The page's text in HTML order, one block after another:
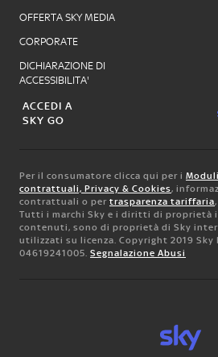
OFFERTA SKY MEDIA
CORPORATE
DICHIARAZIONE DI
ACCESSIBILITA'
ACCEDI A
SKY GO
Per il consumatore clicca qui per i
contrattuali, Privacy & Cookies,
contrattuali o per trasparenza tariffaria,
Tutti i marchi Sky e i diritti di proprietà
contenuti, sono di proprietà di Sky
utilizzati su licenza. Copyright 2019 Sky
04619241005. Segnalazione Abusi